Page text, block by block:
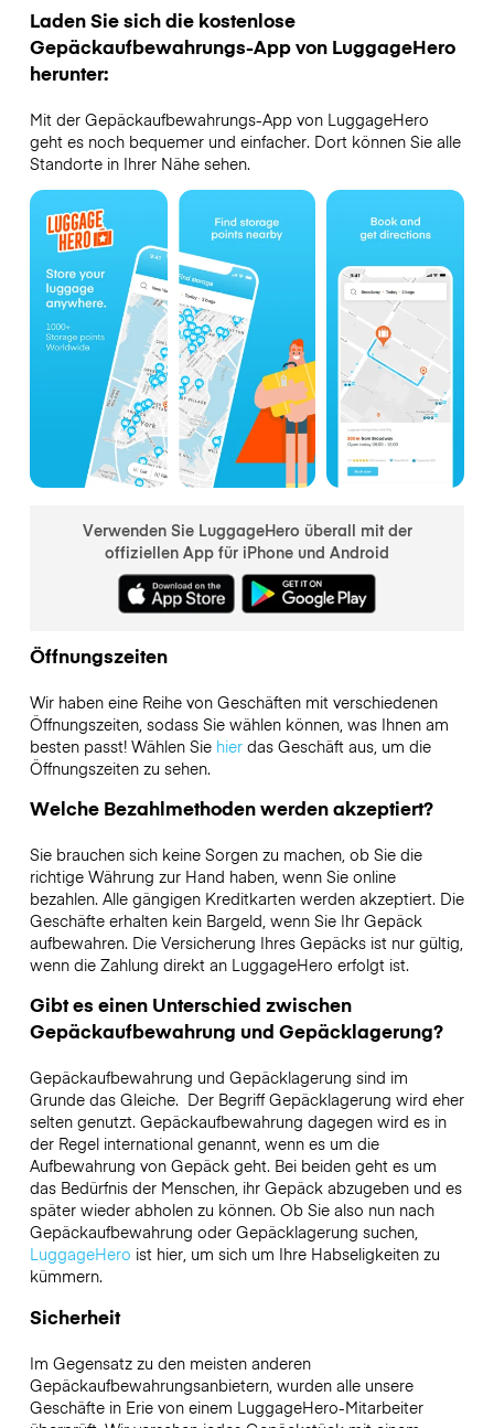
Laden Sie sich die kostenlose
Gepäckaufbewahrungs-App von LuggageHero
herunter:
Mit der Gepäckaufbewahrungs-App von LuggageHero
geht es noch bequemer und einfacher. Dort können Sie alle
Standorte in Ihrer Nähe sehen.
Verwenden Sie LuggageHero überall mit der
offiziellen App für iPhone und Android
Öffnungszeiten
Wir haben eine Reihe von Geschäften mit verschiedenen
Öffnungszeiten, sodass Sie wählen können, was Ihnen am
besten passt! Wählen Sie hierdas Geschäft aus, um die
Öffnungszeiten zu sehen.
Welche Bezahlmethoden werden akzeptiert?
Sie brauchen sich keine Sorgen zu machen, ob Sie die
richtige Währung zur Hand haben, wenn Sie online
bezahlen. Alle gängigen Kreditkarten werden akzeptiert. Die
Geschäfte erhalten kein Bargeld, wenn Sie Ihr Gepäck
aufbewahren. Die Versicherung Ihres Gepäcks ist nur gültig,
wenn die Zahlung direkt an LuggageHero erfolgt ist.
Gibt es einen Unterschied zwischen
Gepäckaufbewahrung und Gepäcklagerung?
Gepäckaufbewahrung und Gepäcklagerung sind im
Grunde das Gleiche. Der Begriff Gepäcklagerung wird eher
selten genutzt. Gepäckaufbewahrung dagegen wird es in
der Regel international genannt, wenn es um die
Aufbewahrung von Gepäck geht. Bei beiden geht es um
das Bedürfnis der Menschen, ihr Gepäck abzugeben und es
später wieder abholen zu können. Ob Sie also nun nach
Gepäckaufbewahrung oder Gepäcklagerung suchen,
LuggageHero ist hier, um sich um Ihre Habseligkeiten zu
kümmern.
Sicherheit
Im Gegensatz zu den meisten anderen
Gepäckaufbewahrungsanbietern, wurden alle unsere
Geschäfte in Erievon einem LuggageHero-Mitarbeiter